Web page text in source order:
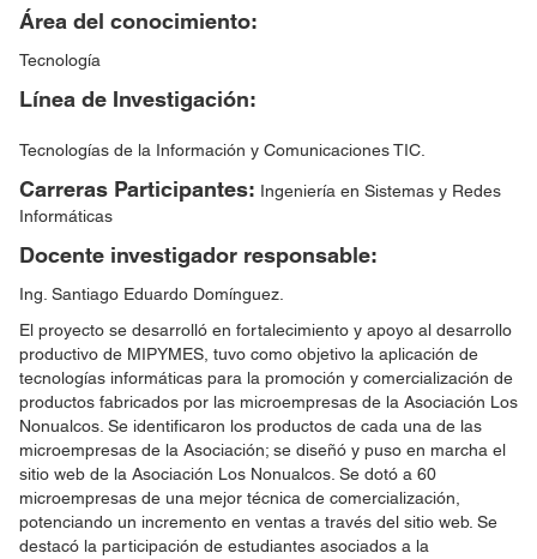
Área del conocimiento:
Tecnología
Línea de Investigación:
Tecnologías de la Información y Comunicaciones TIC.
Carreras Participantes: Ingeniería en Sistemas y Redes
Informáticas
Docente investigador responsable:
Ing. Santiago Eduardo Domínguez.
El proyecto se desarrolló en fortalecimiento y apoyo al desarrollo
productivo de MIPYMES, tuvo como objetivo la aplicación de
tecnologías informáticas para la promoción y comercialización de
productos fabricados por las microempresas de la Asociación Los
Nonualcos. Se identificaron los productos de cada una de las
microempresas de la Asociación; se diseñó y puso en marcha el
sitio web de la Asociación Los Nonualcos. Se dotó a 60
microempresas de una mejor técnica de comercialización,
potenciando un incremento en ventas a través del sitio web. Se
destacó la participación de estudiantes asociados a la